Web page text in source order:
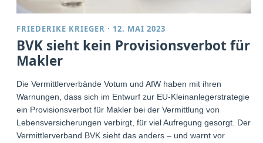
FRIEDERIKE KRIEGER · 12. MAI 2023
BVK sieht kein Provisionsverbot für
Makler
Die Vermittlerverbände Votum und AfW haben mit ihren
Warnungen, dass sich im Entwurf zur EU-Kleinanlegerstrategie
ein Provisionsverbot für Makler bei der Vermittlung von
Lebensversicherungen verbirgt, für viel Aufregung gesorgt. Der
Vermittlerverband BVK sieht das anders – und warnt vor